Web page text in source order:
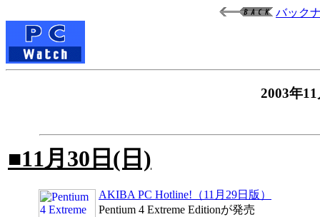
バック
2003年
■11月30日(日)
AKIBA PC Hotline!（11月29日版）
Pentium 4 Extreme Editionが発売